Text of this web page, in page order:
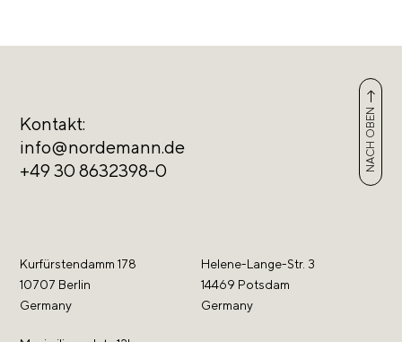
Kontakt:
info@nordemann.de
+49 30 8632398-0
Kurfürstendamm 178
10707 Berlin
Germany
Helene-Lange-Str. 3
14469 Potsdam
Germany
NACH OBEN